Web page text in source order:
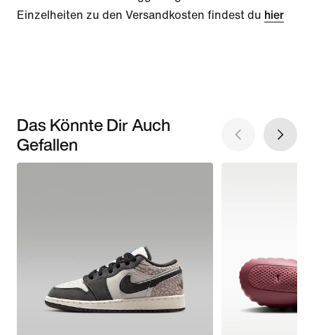
Einzelheiten zu den Versandkosten findest du hier
Das Könnte Dir Auch
Gefallen